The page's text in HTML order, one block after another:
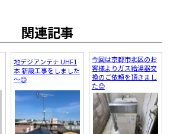
関連記事
地デジアンテナ UHF1
本 新設工事をしました
～😊
今回は京都市北区のお
客様よりガス給湯器交
換のご依頼を頂きまし
た😊